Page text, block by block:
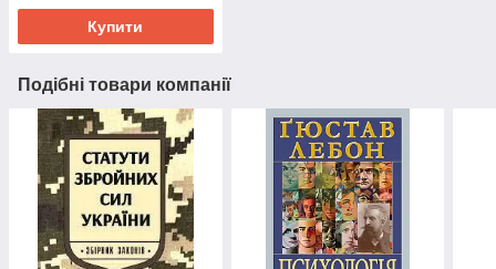
Купити
Подібні товари компанії